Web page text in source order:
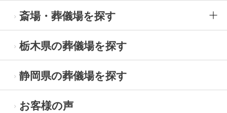
斎場・葬儀場を探す
栃木県の葬儀場を探す
静岡県の葬儀場を探す
お客様の声